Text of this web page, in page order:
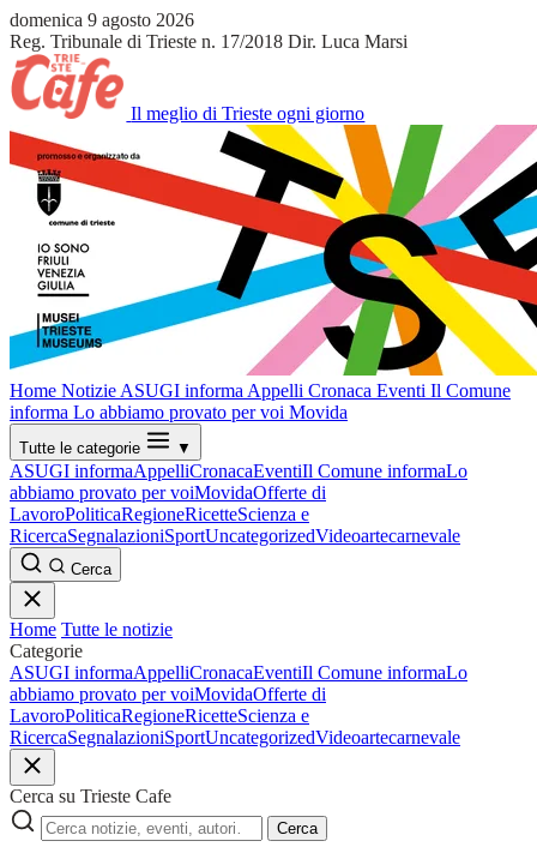
domenica 9 agosto 2026
Reg. Tribunale di Trieste n. 17/2018 Dir. Luca Marsi
Il meglio di Trieste ogni giorno
Home Notizie ASUGI informa Appelli Cronaca Eventi Il Comune
informa Lo abbiamo provato per voi Movida
Tutte le categorie ▼
ASUGI informaAppelliCronacaEventiIl Comune informaLo
abbiamo provato per voiMovidaOfferte di
LavoroPoliticaRegioneRicetteScienza e
RicercaSegnalazioniSportUncategorizedVideoartecarnevale
Cerca
Home Tutte le notizie
Categorie
ASUGI informaAppelliCronacaEventiIl Comune informaLo
abbiamo provato per voiMovidaOfferte di
LavoroPoliticaRegioneRicetteScienza e
RicercaSegnalazioniSportUncategorizedVideoartecarnevale
Cerca su Trieste Cafe
Cerca